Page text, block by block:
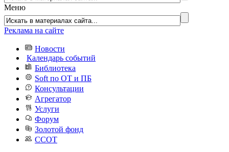
Меню
Реклама на сайте
Новости
Календарь событий
Библиотека
Soft по ОТ и ПБ
Консультации
Агрегатор
Услуги
Форум
Золотой фонд
ССОТ